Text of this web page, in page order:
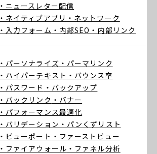
・ニュースレター配信
・ネイティブアプリ ・ネットワーク
・入力フォーム ・内部SEO ・内部リンク
・パーソナライズ ・パーマリンク
・ハイパーテキスト ・バウンス率
・パスワード ・バックアップ
・バックリンク ・バナー
・パフォーマンス最適化
・バリデーション ・パンくずリスト
・ビューポート ・ファーストビュー
・ファイアウォール ・ファネル分析